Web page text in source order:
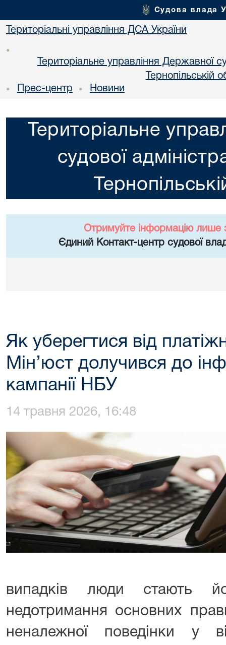
Судова влада
Територіальні управління ДСА України
•
Територіальне управління Державної
Тернопільській
• Прес-центр • Новини
Територіальне
судової
Отримуйте інформацію лише
Єдиний Контакт-центр судової
Як уберегтися від
Мін’юст долучився до
кампанії НБУ
14 травня 2026, 16:48
випадків люди стають
недотримання основних
неналежної поведінки у